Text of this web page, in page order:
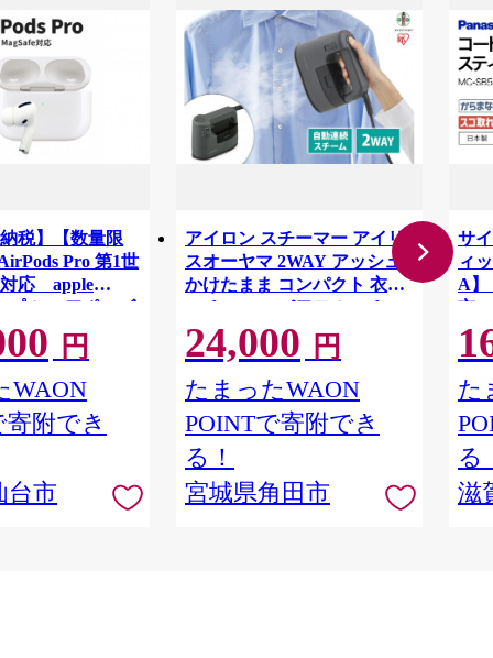
納税】【数量限
Pro 第1世
対応 apple
プル エアポッズ
ユース 仙台市 新
宮城県
円
WAON
寄附でき
台市
アイロン スチーマー アイリ
スオーヤマ 2WAY アッシュ
かけたまま コンパクト 衣類
スチーマー パワフルスチー
ム 除菌 脱臭 衣類 Tシャツ Y
シャツ ジャケット ニット
2way おすすめ 人気 アイリス
IRS-02-HA 一人暮らし ひ
とり暮らし
24,000 円
たまったWAON
POINTで寄附でき
る！
宮城県角田市
サ
ィ
A】
市
ス
軽量
た
る
滋